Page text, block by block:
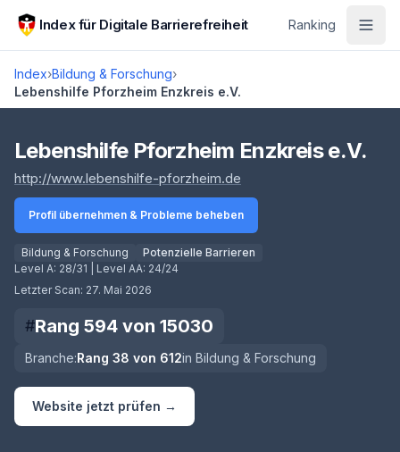
Zum Hauptinhalt springen
Index für Digitale Barrierefreiheit Ranking
Index›Bildung & Forschung›
Lebenshilfe Pforzheim Enzkreis e.V.
Score lädt
Lebenshilfe Pforzheim Enzkreis e.V.
http://www.lebenshilfe-pforzheim.de
Profil übernehmen & Probleme beheben
Bildung & Forschung
Potenzielle Barrieren
Level A: 28/31 | Level AA: 24/24
Letzter Scan: 27. Mai 2026
#Rang 594 von 15030
Branche:Rang 38 von 612in Bildung & Forschung
Website jetzt prüfen →